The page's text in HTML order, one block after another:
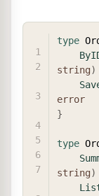
type
string)
error
}
type
string)